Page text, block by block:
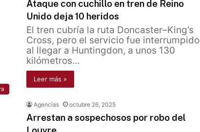
Ataque con cuchillo en tren de Reino
Unido deja 10 heridos
El tren cubría la ruta Doncaster–King’s
Cross, pero el servicio fue interrumpido
al llegar a Huntingdon, a unos 130
kilómetros…
Leer más »
Agencias octubre 26, 2025
Arrestan a sospechosos por robo del